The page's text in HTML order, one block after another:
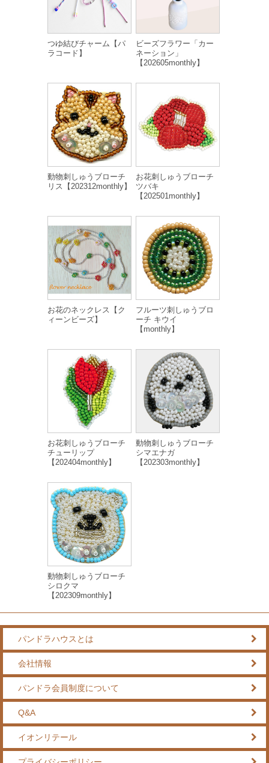
つゆ結びチャーム【パ
ラコード】
ビーズフラワー「カー
ネーション」
【202605monthly】
動物刺しゅうブローチ
リス【202312monthly】
お花刺しゅうブローチ
ツバキ
【202501monthly】
お花のネックレス【ク
ィーンビーズ】
フルーツ刺しゅうブロ
ーチ キウイ
【monthly】
お花刺しゅうブローチ
チューリップ
【202404monthly】
動物刺しゅうブローチ
シマエナガ
【202303monthly】
動物刺しゅうブローチ
シロクマ
【202309monthly】
パンドラハウスとは
会社情報
パンドラ会員制度について
Q&A
イオンリテール